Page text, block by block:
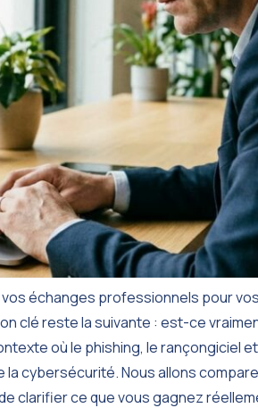
échanges professionnels pour
clé reste la suivante : est-ce
où le phishing, le rançongiciel
cybersécurité. Nous allons
clarifier ce que vous gagnez